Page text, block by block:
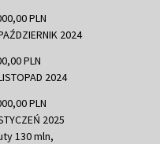
PLN
2024
PLN
2024
PLN
2025
130 mln,